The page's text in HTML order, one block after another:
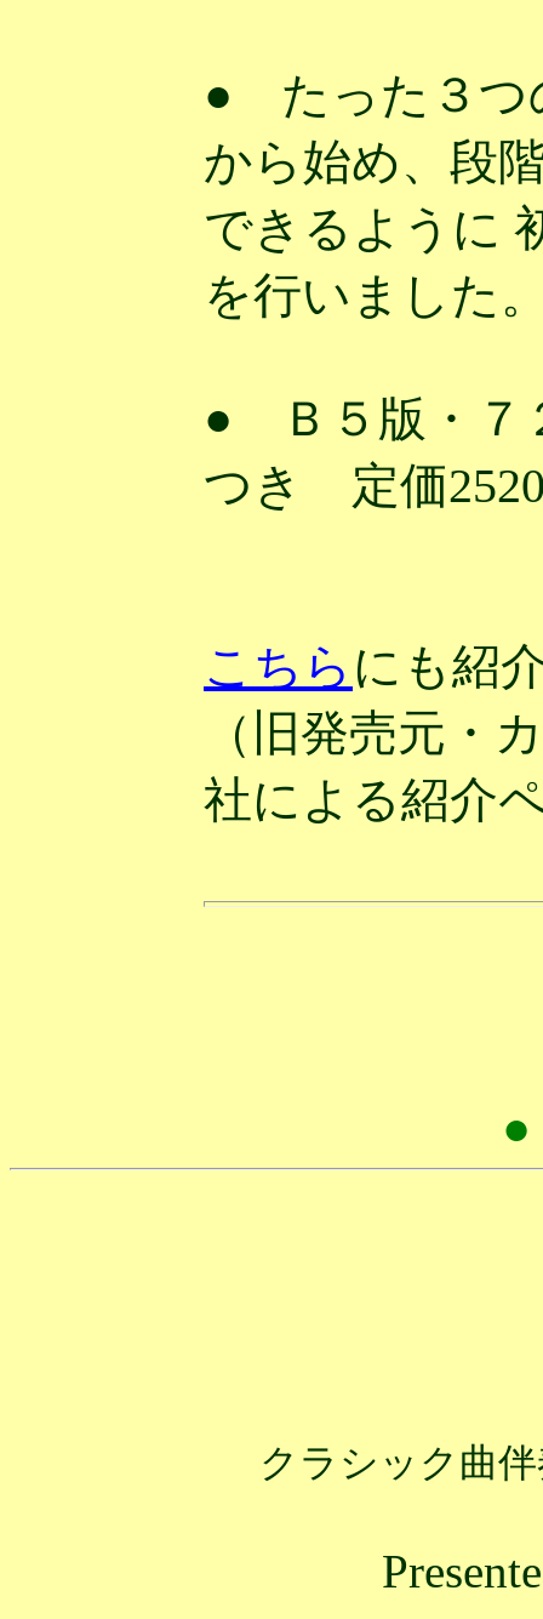
● たった３つ
から始め、段
できるように
を行いました
● Ｂ５版・７
つき 定価
こちら にも紹
（旧発売元・
社による紹介
●
クラシック曲